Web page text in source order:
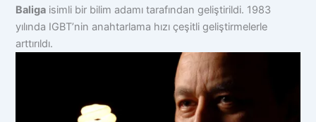
Baliga isimli bir bilim adamı tarafından geliştirildi. 1983
yılında IGBT’nin anahtarlama hızı çeşitli geliştirmelerle
arttırıldı.